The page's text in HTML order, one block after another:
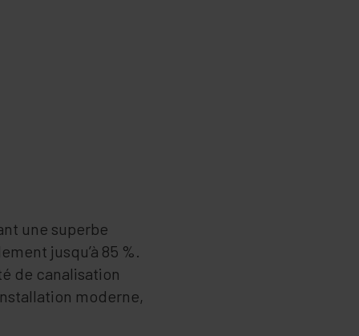
une superbe
jusqu’à 85 %.
de canalisation
moderne,